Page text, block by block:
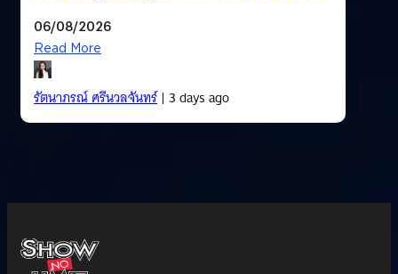
06/08/2026
Read More
รัตนาภรณ์ ศรีนวลจันทร์| 3 days ago